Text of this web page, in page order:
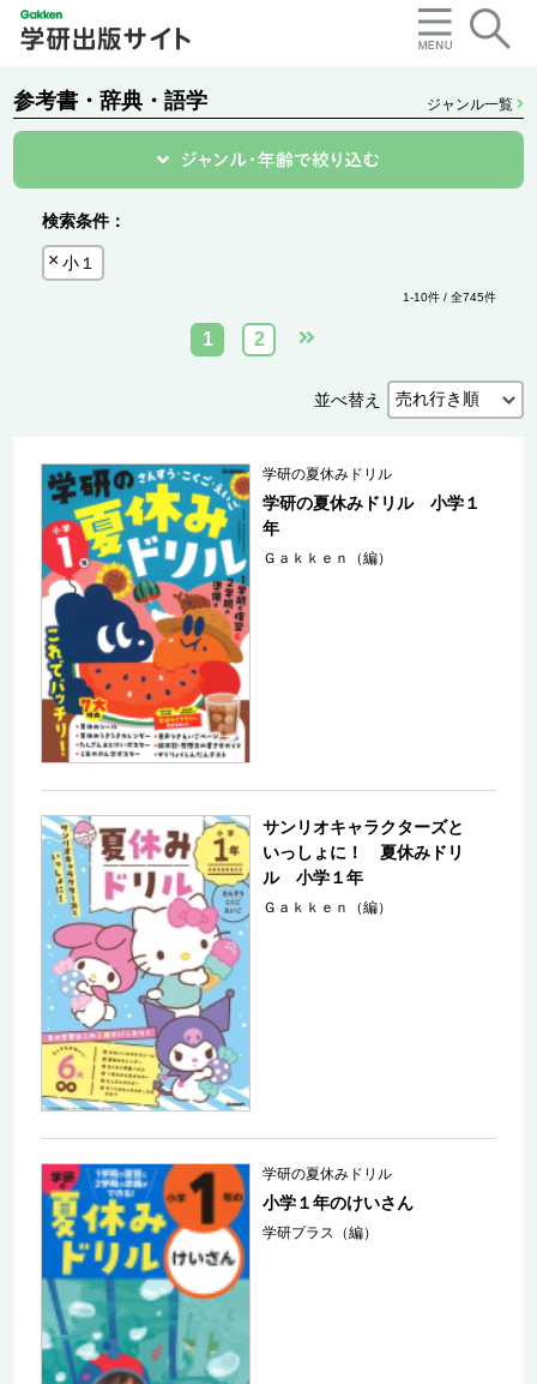
参考書・辞典・語学 ジャンル一覧
検索条件：
小１
1-10件 / 全745件
1 2
並べ替え
学研の夏休みドリル
学研の夏休みドリル 小学１
年
Ｇａｋｋｅｎ（編）
サンリオキャラクターズと
いっしょに！ 夏休みドリ
ル 小学１年
Ｇａｋｋｅｎ（編）
学研の夏休みドリル
小学１年のけいさん
学研プラス（編）